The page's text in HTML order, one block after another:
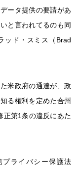
ータ提供の要請があ
と言われてるのも同
ッド・スミス（Brad
米政府の通達が、政
る権利を定めた合州
正第1条の違反にあた
プライバシー保護法